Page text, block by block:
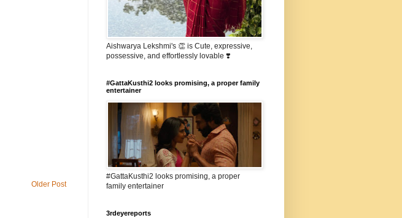
Older Post
Aishwarya Lekshmi's 👏 is Cute, expressive,
possessive, and effortlessly lovable ❣️
#GattaKusthi2 looks promising, a proper family
entertainer
#GattaKusthi2 looks promising, a proper
family entertainer
3rdeyereports